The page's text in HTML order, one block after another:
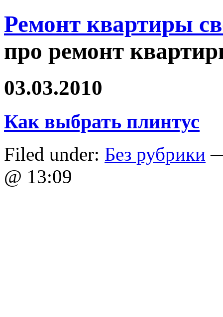
Ремонт квартиры
про ремонт
03.03.2010
Как выбрать плинтус
Filed under: Без рубрики
@ 13:09